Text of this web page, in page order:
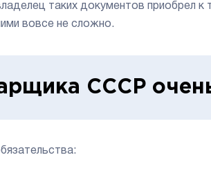
таких документов приобрел
вовсе не сложно.
СССР